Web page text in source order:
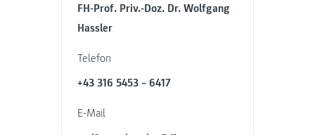
FH-Prof. Priv.-Doz. Dr. Wolfgang
Hassler
Telefon
+43 316 5453 – 6417
E-Mail